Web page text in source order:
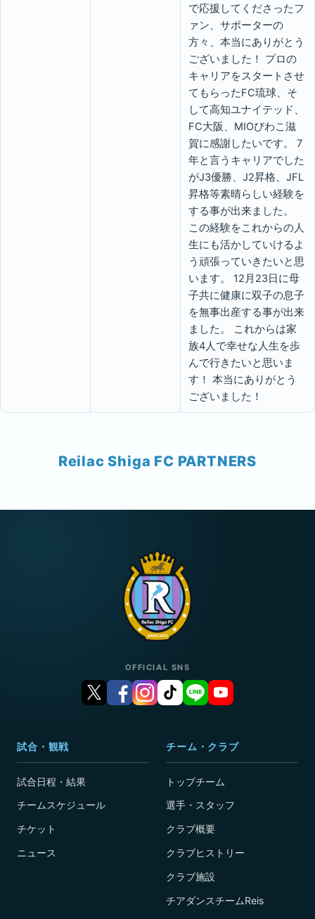
で応援してくださったフ
ァン、サポーターの
方々、本当にありがとう
ございました！ プロの
キャリアをスタートさせ
てもらったFC琉球、そ
して高知ユナイテッド、
FC大阪、MIOびわこ滋
賀に感謝したいです。 7
年と言うキャリアでした
がJ3優勝、J2昇格、JFL
昇格等素晴らしい経験を
する事が出来ました。
この経験をこれからの人
生にも活かしていけるよ
う頑張っていきたいと思
います。 12月23日に母
子共に健康に双子の息子
を無事出産する事が出来
ました。 これからは家
族4人で幸せな人生を歩
んで行きたいと思いま
す！ 本当にありがとう
ございました！
Reilac Shiga FC PARTNERS
OFFICIAL SNS
試合・観戦
試合日程・結果
チームスケジュール
チケット
ニュース
チーム・クラブ
トップチーム
選手・スタッフ
クラブ概要
クラブヒストリー
クラブ施設
チアダンスチームReis